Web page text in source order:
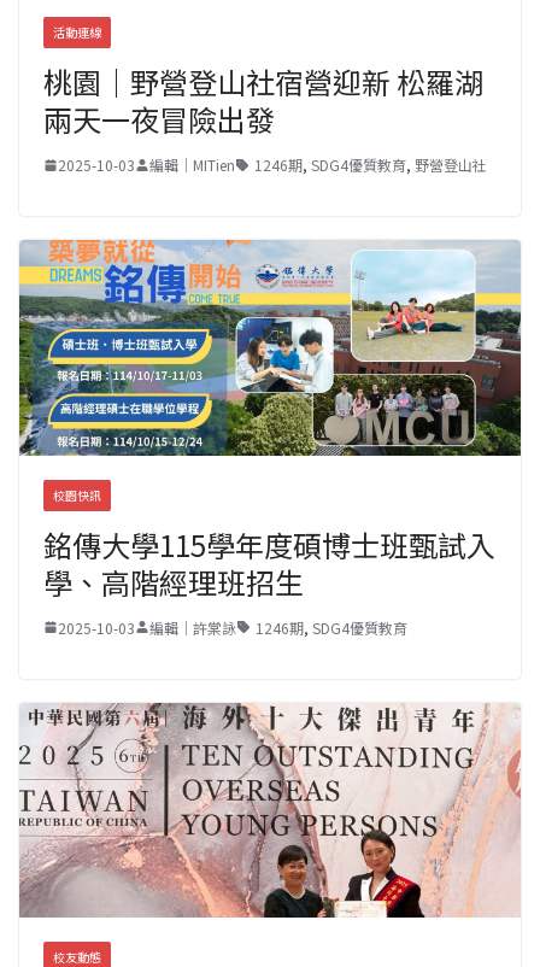
活動連線
桃園｜野營登山社宿營迎新 松羅湖
兩天一夜冒險出發
2025-10-03 編輯｜MITien 1246期, SDG4優質教育, 野營登山社
校園快訊
銘傳大學115學年度碩博士班甄試入
學、高階經理班招生
2025-10-03 編輯｜許棠詠 1246期, SDG4優質教育
校友動態